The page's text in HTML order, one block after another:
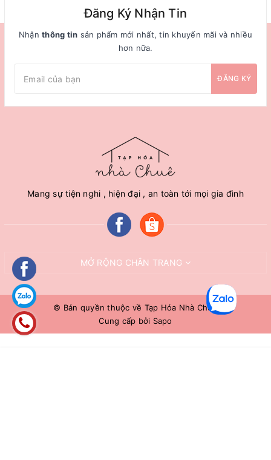
Đăng Ký Nhận Tin
Nhậnthông tin sản phẩm mới nhất, tin khuyến mãi và nhiều
hơn nữa.
ĐĂNG KÝ
Mang sự tiện nghi , hiện đại , an toàn tới mọi gia đình
MỞ RỘNG CHÂN TRANG
© Bản quyền thuộc về Tạp Hóa Nhà Chuê
Cung cấp bởi Sapo